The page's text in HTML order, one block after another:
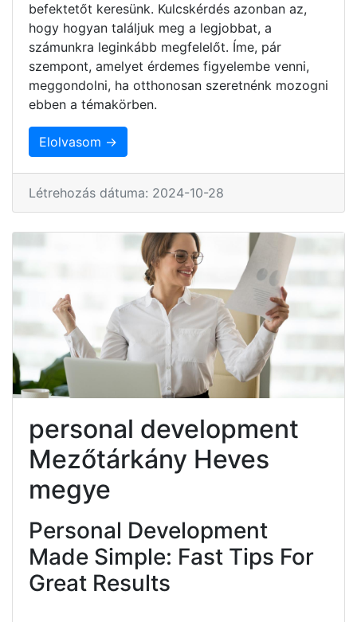
befektetőt keresünk. Kulcskérdés azonban az,
hogy hogyan találjuk meg a legjobbat, a
számunkra leginkább megfelelőt. Íme, pár
szempont, amelyet érdemes figyelembe venni,
meggondolni, ha otthonosan szeretnénk mozogni
ebben a témakörben.
Elolvasom →
Létrehozás dátuma: 2024-10-28
personal development
Mezőtárkány Heves
megye
Personal Development
Made Simple: Fast Tips For
Great Results